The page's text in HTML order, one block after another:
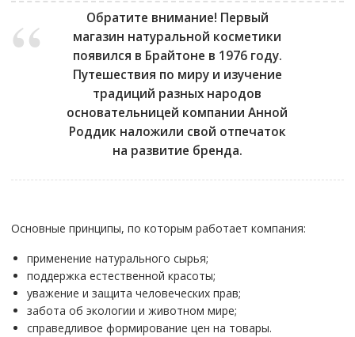
Обратите внимание! Первый
магазин натуральной косметики
появился в Брайтоне в 1976 году.
Путешествия по миру и изучение
традиций разных народов
основательницей компании Анной
Роддик наложили свой отпечаток
на развитие бренда.
Основные принципы, по которым работает компания:
применение натурального сырья;
поддержка естественной красоты;
уважение и защита человеческих прав;
забота об экологии и животном мире;
справедливое формирование цен на товары.